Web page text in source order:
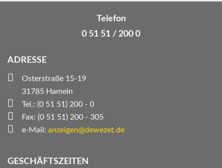
Telefon
0 51 51 / 200 0
ADRESSE
Osterstraße 15-19
31785 Hameln
Tel.: (0 51 51) 200 - 0
Fax: (0 51 51) 200 - 305
e-Mail: anzeigen@dewezet.de
GESCHÄFTSZEITEN